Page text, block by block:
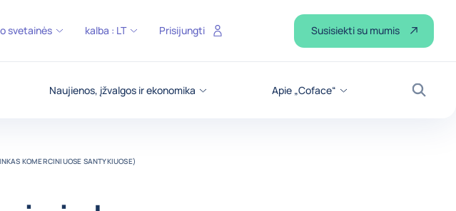
Naujienos, įžvalgos ir ekonomika Apie „Coface“
svetainės kalba : LT Prisijungti Susisiekti su mumis
KOMERCINIUOSE SANTYKIUOSE)